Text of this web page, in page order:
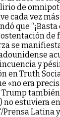
de
cada vez
que
de
se
y
en Truth
«no era
no estuviera
Prensa Latina